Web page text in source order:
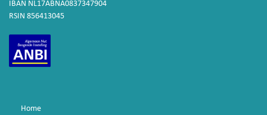
IBAN NL17ABNA0837347904
RSIN 856413045
Home